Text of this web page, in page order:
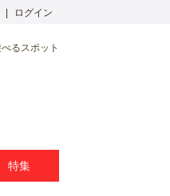
ログイン
るスポット
特集